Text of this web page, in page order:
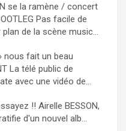
se la ramène / concert
Pas facile de
de la scène music...
nous fait un beau
La télé public de
avec une vidéo de...
!! Airelle BESSON,
d'un nouvel alb...